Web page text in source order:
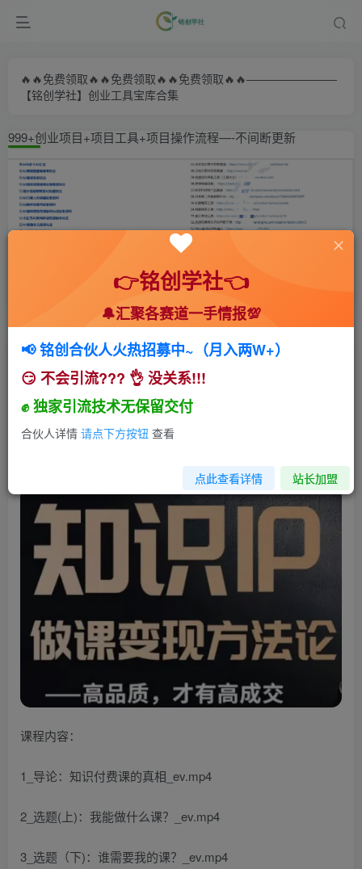
🔥🔥免费领取🔥🔥免费领取🔥🔥免费领取🔥🔥————————
【铭创学社】创业工具宝库合集
999+创业项目+项目工具+项目操作流程—-不间断更新
首页 🍻会员专享 📚综合教程 正文
怎么做一门品质好课，知识IP做课变现方法论，高
品质，才有好成交
小助手
300 22
课程内容：
1_导论：知识付费课的真相_ev.mp4
2_选题(上)：我能做什么课？_ev.mp4
3_选题（下)：谁需要我的课？_ev.mp4
👉铭创学社👈
🔔汇聚各赛道一手情报💯
📢 铭创合伙人火热招募中~（月入两W+）
😏 不会引流??? 👌 没关系!!!
✊ 独家引流技术无保留交付
合伙人详情 请点下方按钮 查看
点此查看详情 站长加盟